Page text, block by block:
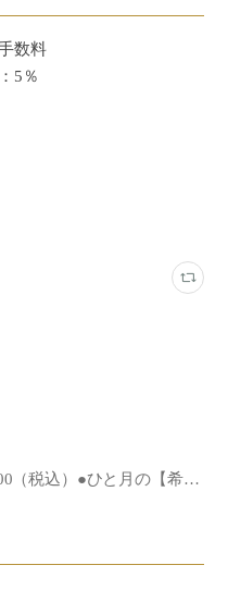
数料
5％
（税込）●ひと月の【希…